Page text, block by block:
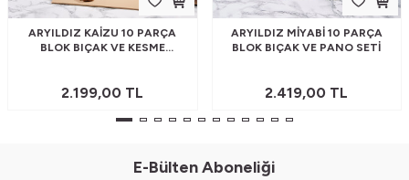
ARYILDIZ KAIZU 10 PARÇA
BLOK BIÇAK VE KESME
2.199,00 TL
ARYILDIZ MIYABI 10 PARÇA
BLOK BIÇAK VE PANO SETI
2.419,00 TL
E-Bülten Aboneliği